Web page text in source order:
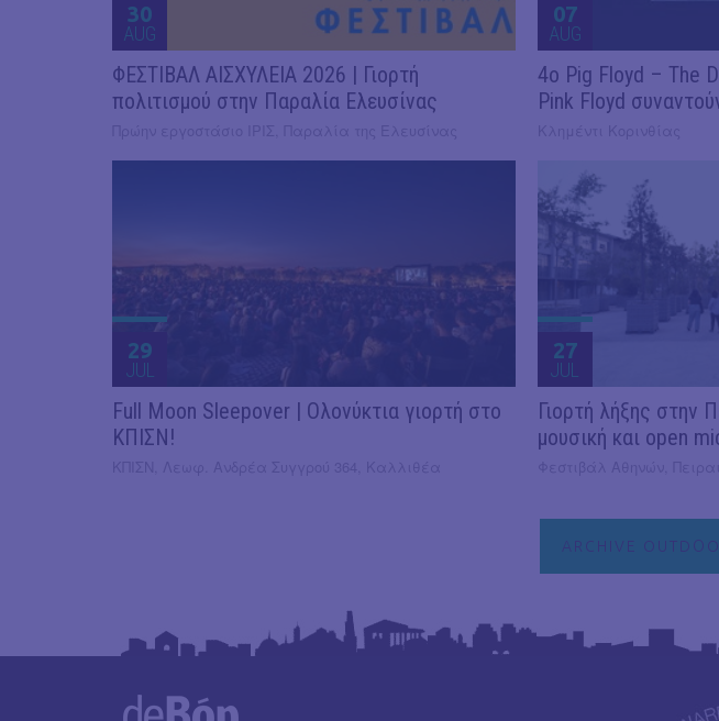
30
AUG
ΦΕΣΤΙΒΑΛ ΑΙΣΧΥΛΕΙΑ 2026 | Γιορτή
πολιτισμού στην Παραλία Ελευσίνας
07
AUG
4ο Pig Floyd – The
Pink Floyd
29
JUL
Full Moon Sleepover | Ολονύκτια γιορτή στο
ΚΠΙΣΝ!
27
JUL
Γιορτή λήξης στην
μουσική και open
ARCHIVE